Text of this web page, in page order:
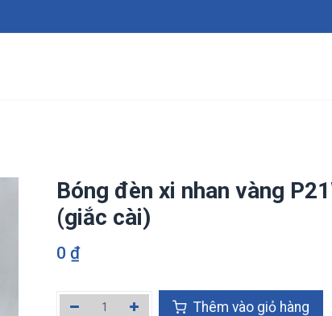
Bóng đèn xi nhan vàng
(giắc cài)
0 ₫
Thêm vào giỏ hàn​​​​g